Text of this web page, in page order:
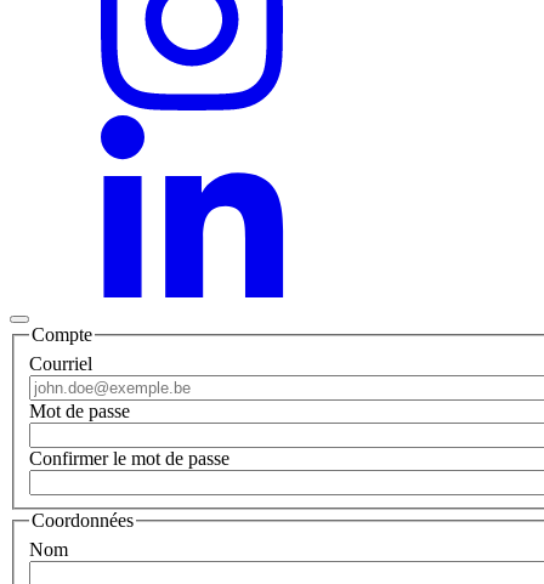
Compte
Courriel
Mot de passe
Confirmer le mot de passe
Coordonnées
Nom